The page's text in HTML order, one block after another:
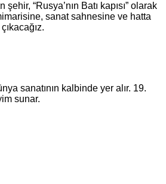
“Rusya’nın Batı kapısı” olarak
sanat sahnesine ve hatta
sanatının kalbinde yer alır. 19.
sunar.